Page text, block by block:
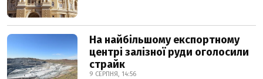
На найбільшому експортному
центрі залізної руди оголосили
страйк
9 СЕРПНЯ, 14:56